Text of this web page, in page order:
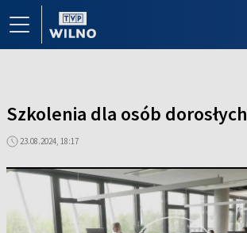
Szkolenia dla osób dorosłych
23.08.2024, 18:17